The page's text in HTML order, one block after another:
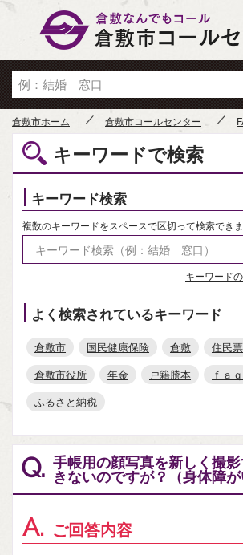
倉敷市ホーム 倉敷市コールセンター
キーワードで検索
キーワード検索
複数のキーワードをスペースで区切って検索できま
キーワード
よく検索されているキーワード
倉敷市 国民健康保険 倉敷 住民票
倉敷市役所
年金 戸籍謄本
ｆａｑ
ふるさと納税
Q. 手帳用の顔写真を新しく撮
きないのですが？（身体障が
A. ご回答内容